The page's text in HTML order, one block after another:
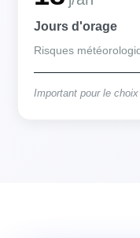
Jours d'orage
Risques
Important pour le